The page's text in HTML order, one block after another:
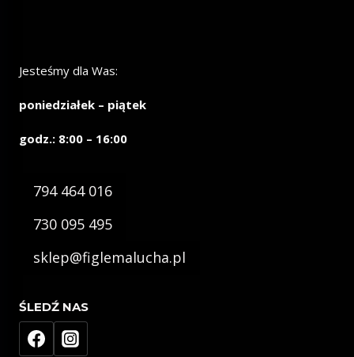
Jesteśmy dla Was:
poniedziałek – piątek
godz.: 8:00 – 16:00
794 464 016
730 095 495
sklep@figlemalucha.pl
ŚLEDŹ NAS